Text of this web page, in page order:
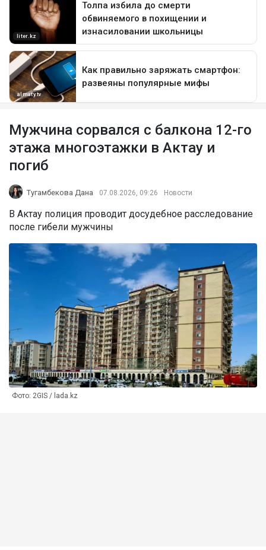
Мужчина сорвался с балкона 12-го
этажа многоэтажки в Актау и
погиб
Тугамбекова Дана 07.08.2026, 09:26 Новости
В Актау полиция проводит досудебное расследование
после гибели мужчины
Фото: 2GIS / lada.kz